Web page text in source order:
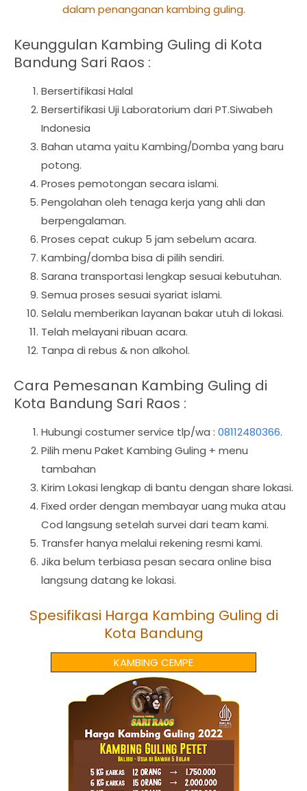
dalam penanganan kambing guling.
Keunggulan Kambing Guling di Kota
Bandung Sari Raos :
Bersertifikasi Halal
Bersertifikasi Uji Laboratorium dari PT.Siwabeh
Indonesia
Bahan utama yaitu Kambing/Domba yang baru
potong.
Proses pemotongan secara islami.
Pengolahan oleh tenaga kerja yang ahli dan
berpengalaman.
Proses cepat cukup 5 jam sebelum acara.
Kambing/domba bisa di pilih sendiri.
Sarana transportasi lengkap sesuai kebutuhan.
Semua proses sesuai syariat islami.
Selalu memberikan layanan bakar utuh di lokasi.
Telah melayani ribuan acara.
Tanpa di rebus & non alkohol.
Cara Pemesanan Kambing Guling di
Kota Bandung Sari Raos :
Hubungi costumer service tlp/wa : 08112480366.
Pilih menu Paket Kambing Guling + menu
tambahan
Kirim Lokasi lengkap di bantu dengan share lokasi.
Fixed order dengan membayar uang muka atau
Cod langsung setelah survei dari team kami.
Transfer hanya melalui rekening resmi kami.
Jika belum terbiasa pesan secara online bisa
langsung datang ke lokasi.
Spesifikasi Harga Kambing Guling di
Kota Bandung
KAMBING CEMPE